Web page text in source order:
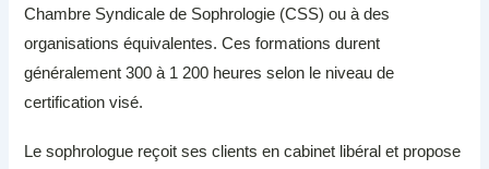
Chambre Syndicale de Sophrologie (CSS) ou à des
organisations équivalentes. Ces formations durent
généralement 300 à 1 200 heures selon le niveau de
certification visé.
Le sophrologue reçoit ses clients en cabinet libéral et propose